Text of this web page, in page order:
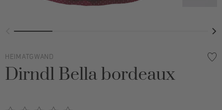
HEIMATGWAND
Dirndl Bella bordeaux